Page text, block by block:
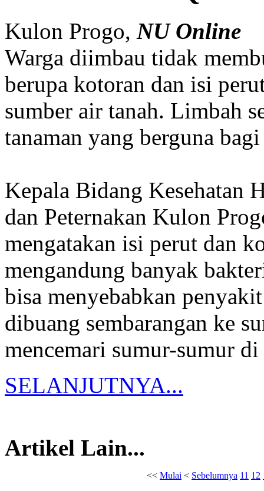
Kulon Progo, NU Online
Warga diimbau tidak
berupa kotoran dan isi
sumber air tanah. Limbah
tanaman yang berguna
Kepala Bidang Kesehatan
dan Peternakan Kulon
mengatakan isi perut dan
mengandung banyak
bisa menyebabkan
dibuang sembarangan ke
mencemari sumur-sumur
SELANJUTNYA...
Artikel Lain...
<< Mulai < Sebelumnya 11 12